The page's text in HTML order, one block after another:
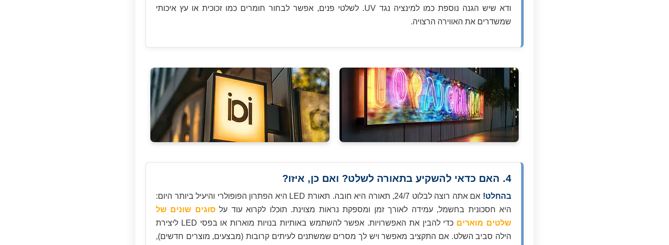
ודא שיש הגנה נוספת כמו למינציה נגד UV. לשלטי פנים, אפשר לבחור חומרים כמו זכוכית או עץ איכותי
שמשדרים את האווירה הרצויה.
4. האם כדאי להשקיע בתאורה לשלט? ואם כן, איזו?
בהחלט!
אם אתה רוצה לבלוט 24/7, תאורה היא חובה. תאורת LED היא הפתרון הפופולרי והיעיל ביותר היום:
היא חסכונית בחשמל, עמידה לאורך זמן ומספקת נראות מצוינת. תוכלו לקרוא עוד עלסוגים שונים של
שלטים מוארים
כדי להבין את האפשרויות. אפשר להשתמש באותיות בנויות מוארות או בפסי LED ליצירת
הילה סביב השלט. אם התקציב מאפשר ויש לך מסרים שמשתנים לעיתים קרובות (מבצעים, מוצרים חדשים),